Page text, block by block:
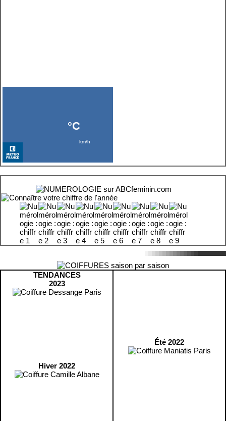
TENDANCES
2023
Hiver 2022
Été 2022